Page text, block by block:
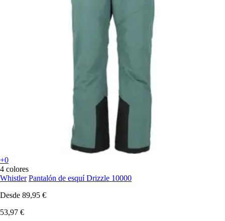
+0
4 colores
Whistler Pantalón de esquí Drizzle 10000
Desde 89,95 €
53,97 €